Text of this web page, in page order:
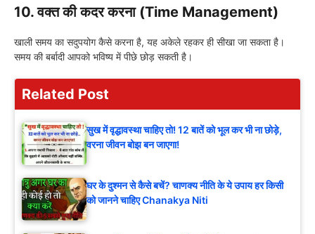
10. वक्त की कदर करना (Time Management)
खाली समय का सदुपयोग कैसे करना है, यह अकेले रहकर ही सीखा जा सकता है।
समय की बर्बादी आपको भविष्य में पीछे छोड़ सकती है।
Related Post
सुख में वृद्धावस्था चाहिए तो! 12 बातें को भूल कर भी ना छोड़े,
वरना जीवन बोझ बन जाएगा!
घर के दुश्मन से कैसे बचें? चाणक्य नीति के ये उपाय हर किसी
को जानने चाहिए Chanakya Niti